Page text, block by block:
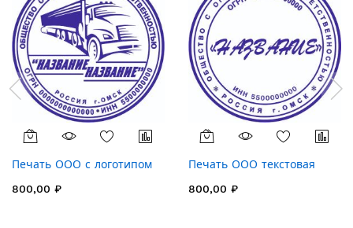
Печать ООО с логотипом
800,00 ₽
Печать ООО текстовая
800,00 ₽